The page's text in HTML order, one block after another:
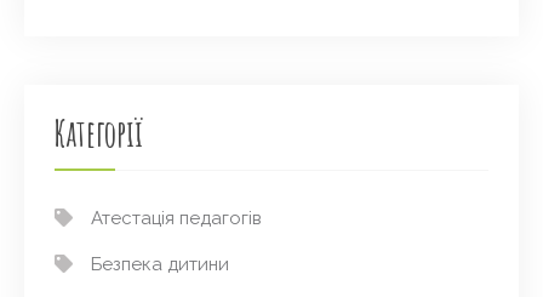
Категорії
Атестація педагогів
Безпека дитини